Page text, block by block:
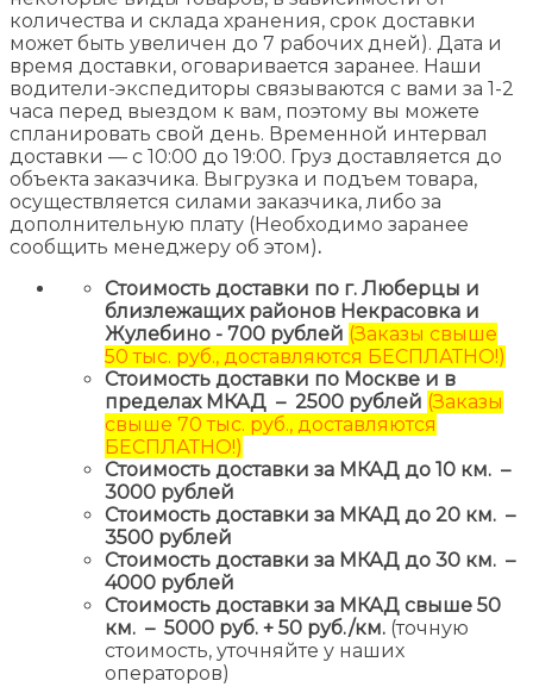
количества и склада хранения, срок доставки
может быть увеличен до 7 рабочих дней). Дата и
время доставки, оговаривается заранее. Наши
водители-экспедиторы связываются с вами за 1-2
часа перед выездом к вам, поэтому вы можете
спланировать свой день. Временной интервал
доставки — с 10:00 до 19:00. Груз доставляется до
объекта заказчика. Выгрузка и подъем товара,
осуществляется силами заказчика, либо за
дополнительную плату (Необходимо заранее
сообщить менеджеру об этом).
Стоимость доставки по г. Люберцы и
близлежащих районов Некрасовка и
Жулебино - 700 рублей (Заказы свыше
50 тыс. руб., доставляются БЕСПЛАТНО!)
Стоимость доставки по Москве и в
пределах МКАД – 2500 рублей (Заказы
свыше 70 тыс. руб., доставляются
БЕСПЛАТНО!)
Стоимость доставки за МКАД до 10 км. –
3000 рублей
Стоимость доставки за МКАД до 20 км. –
3500 рублей
Стоимость доставки за МКАД до 30 км. –
4000 рублей
Стоимость доставки за МКАД свыше 50
км. – 5000 руб. + 50 руб./км. (точную
стоимость, уточняйте у наших
операторов)